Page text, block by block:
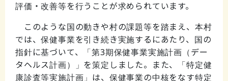
評価・改善等を行うことが求められています。
このような国の動きや村の課題等を踏まえ、本村
では、保健事業を引き続き実施するにあたり、国の
指針に基づいて、「第3期保健事業実施計画（デー
タヘルス計画）」を策定しました。また、「特定健
康診査等実施計画」は、保健事業の中核をなす特定